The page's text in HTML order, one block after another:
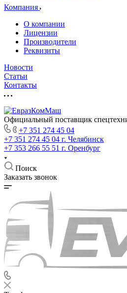
Компания
О компании
Лицензии
Производители
Реквизиты
Новости
Статьи
Контакты
Официальный поставщик
+7 351 274 45 04
+7 351 274 45 04 г. Челябинск
+7 353 266 55 51 г. Оренбург
Поиск
Заказать звонок